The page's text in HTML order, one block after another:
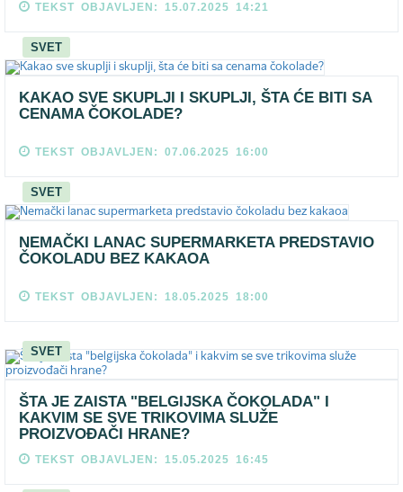
TEKST OBJAVLJEN: 15.07.2025 14:21
SVET
KAKAO SVE SKUPLJI I SKUPLJI, ŠTA ĆE BITI SA
CENAMA ČOKOLADE?
TEKST OBJAVLJEN: 07.06.2025 16:00
SVET
NEMAČKI LANAC SUPERMARKETA PREDSTAVIO
ČOKOLADU BEZ KAKAOA
TEKST OBJAVLJEN: 18.05.2025 18:00
SVET
ŠTA JE ZAISTA "BELGIJSKA ČOKOLADA" I
KAKVIM SE SVE TRIKOVIMA SLUŽE
PROIZVOĐAČI HRANE?
TEKST OBJAVLJEN: 15.05.2025 16:45